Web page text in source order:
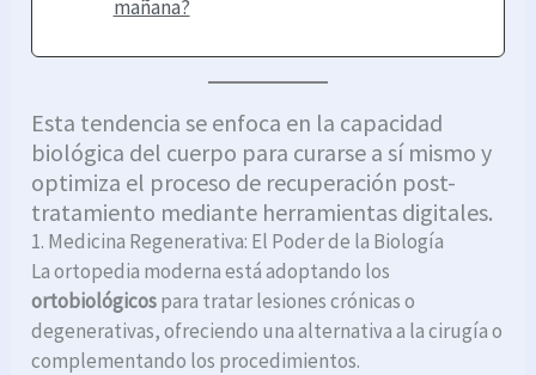
mañana?
Esta tendencia se enfoca en la capacidad
biológica del cuerpo para curarse a sí mismo y
optimiza el proceso de recuperación post-
tratamiento mediante herramientas digitales.
1. Medicina Regenerativa: El Poder de la Biología
La ortopedia moderna está adoptando los
ortobiológicospara tratar lesiones crónicas o
degenerativas, ofreciendo una alternativa a la cirugía o
complementando los procedimientos.